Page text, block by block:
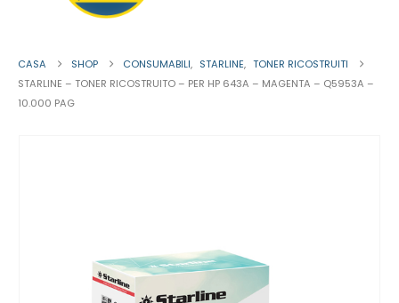
CASA SHOP CONSUMABILI, STARLINE, TONER RICOSTRUITI
STARLINE – TONER RICOSTRUITO – PER HP 643A – MAGENTA – Q5953A –
10.000 PAG